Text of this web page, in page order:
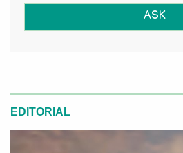
ASK
EDITORIAL